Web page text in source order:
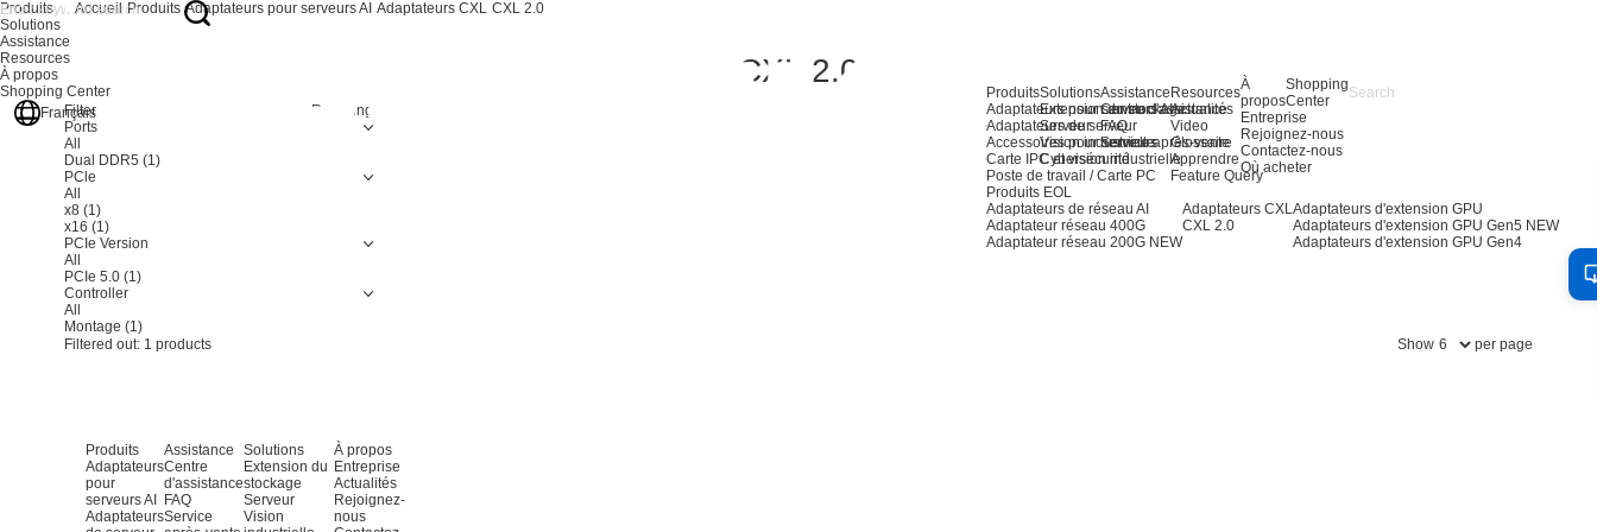
Produits
Adaptateurs pour serveurs AI
Adaptateurs de serveur
Accessoires pour serveurs
Carte IPC et vision industrielle
Poste de travail / Carte PC
Produits EOL
Adaptateurs de réseau AI
Adaptateur réseau 400G
Adaptateur réseau 200G NEW
Adaptateurs CXL
CXL 2.0
Adaptateurs d'extension GPU
Adaptateurs d'extension GPU Gen5 NEW
Adaptateurs d'extension GPU Gen4
Solutions
Extension du stockage
Serveur
Vision industrielle
Cybersécurité
Assistance
Centre d'assistance
FAQ
Service après-vente
Resources
Actualités
Video
Glossaire
Apprendre
Feature Query
À
propos
Entreprise
Rejoignez-nous
Contactez-nous
Où acheter
Shopping
Center
Produits
Solutions
Assistance
Resources
À propos
Shopping Center
Français
Accueil Produits Adaptateurs pour serveurs AI Adaptateurs CXL CXL 2.0
CXL 2.0
Filter
Resetting
Ports
All
Dual DDR5 (1)
PCle
All
x8 (1)
x16 (1)
PCIe Version
All
PCIe 5.0 (1)
Controller
All
Montage (1)
Filtered out: 1 products Show per page
Produits
Adaptateurs
pour
serveurs AI
Adaptateurs
Assistance
Centre
d'assistance
FAQ
Service
Solutions
Extension du
stockage
Serveur
Vision
À propos
Entreprise
Actualités
Rejoignez-
nous